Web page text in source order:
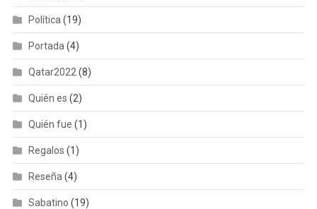
Política (19)
Portada (4)
Qatar2022 (8)
Quién es (2)
Quién fue (1)
Regalos (1)
Reseña (4)
Sabatino (19)